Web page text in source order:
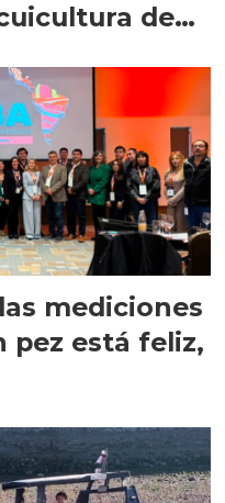
de
mediciones
pez está feliz,